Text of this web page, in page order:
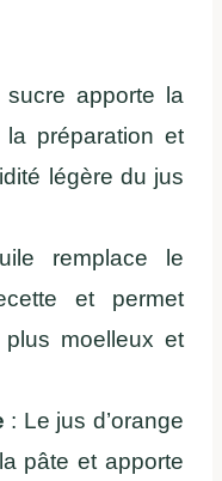
apporte la
préparation et
légère du jus
remplace le
et permet
plus moelleux et
: Le jus d’orange
pâte et apporte